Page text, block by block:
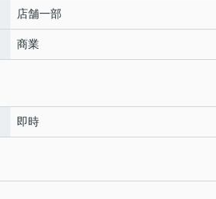
店舗一部
商業
即時